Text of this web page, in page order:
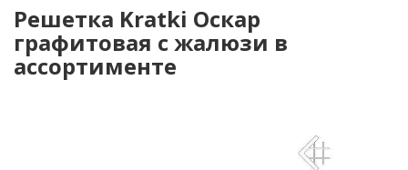
Решетка Kratki Оскар
графитовая с жалюзи в
ассортименте